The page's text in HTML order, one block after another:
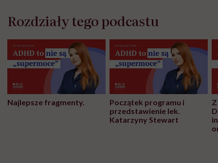
Rozdziały tego podcastu
Najlepsze fragmenty.
Początek programu i
przedstawienie lek.
Katarzyny Stewart